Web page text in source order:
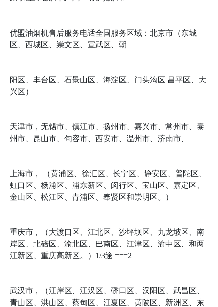
优盟油烟机售后服务电话全国服务区域：北京市（东城
区、西城区、崇文区、宣武区、朝
阳区、丰台区、石景山区、海淀区、门头沟区 昌平区、大
兴区）
天津市，无锡市、镇江市、扬州市、嘉兴市、常州市、泰
州市、昆山市、句容市、西安市、温州市、济南市、
上海市， （黄浦区、徐汇区、长宁区、静安区、普陀区、
虹口区、杨浦区、浦东新区、闵行区、宝山区、嘉定区、
金山区、松江区、青浦区、奉贤区和崇明区。）
重庆市，（大渡口区、江北区、沙坪坝区、九龙坡区、南
岸区、北碚区、渝北区、巴南区、江津区、渝中区、和两
江新区、重庆高新区。）1/3途 ===2
武汉市，（江岸区、江汉区、硚口区、汉阳区、武昌区、
青山区、洪山区、蔡甸区、江夏区、黄陂区、新洲区、东